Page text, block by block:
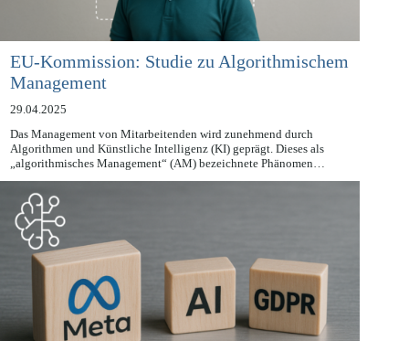
EU-Kommission: Studie zu Algorithmischem
Management
29.04.2025
Das Management von Mitarbeitenden wird zunehmend durch
Algorithmen und Künstliche Intelligenz (KI) geprägt. Dieses als
„algorithmisches Management“ (AM) bezeichnete Phänomen…